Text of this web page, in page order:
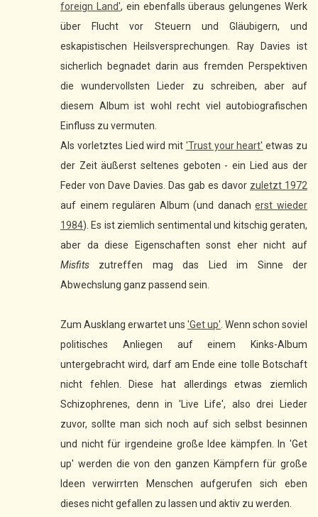
foreign Land', ein ebenfalls überaus gelungenes Werk
über Flucht vor Steuern und Gläubigern, und
eskapistischen Heilsversprechungen. Ray Davies ist
sicherlich begnadet darin aus fremden Perspektiven
die wundervollsten Lieder zu schreiben, aber auf
diesem Album ist wohl recht viel autobiografischen
Einfluss zu vermuten.
Als vorletztes Lied wird mit 'Trust your heart' etwas zu
der Zeit äußerst seltenes geboten - ein Lied aus der
Feder von Dave Davies. Das gab es davor zuletzt 1972
auf einem regulären Album (und danacherst wieder
1984). Es ist ziemlich sentimental und kitschig geraten,
aber da diese Eigenschaften sonst eher nicht auf
Misfits zutreffen mag das Lied im Sinne der
Abwechslung ganz passend sein.
Zum Ausklang erwartet uns 'Get up' . Wenn schon soviel
politisches Anliegen auf einem Kinks-Album
untergebracht wird, darf am Ende eine tolle Botschaft
nicht fehlen. Diese hat allerdings etwas ziemlich
Schizophrenes, denn in 'Live Life', also drei Lieder
zuvor, sollte man sich noch auf sich selbst besinnen
und nicht für irgendeine große Idee kämpfen. In 'Get
up' werden die von den ganzen Kämpfern für große
Ideen verwirrten Menschen aufgerufen sich eben
dieses nicht gefallen zu lassen und aktiv zu werden.